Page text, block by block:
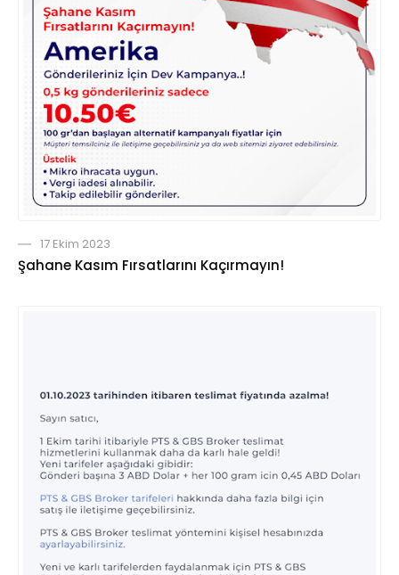
17 Ekim 2023
Şahane Kasım Fırsatlarını Kaçırmayın!